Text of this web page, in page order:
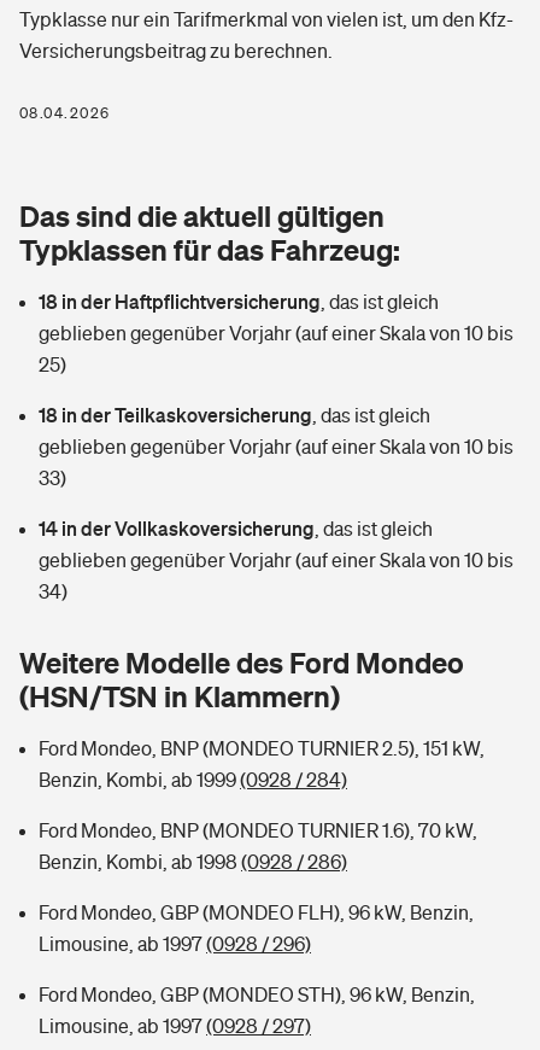
Berufshaftpflichtversicherung
Rentenrechner: Wie viel Geld bekomme ich im Alter?
Wer versichert was: Jetzt Versicherer finden
Sie haben Fragen?
Photovoltaik
Wärmepumpen versichern
Vermieterrrechtsschutz
Mietkautionsversicherung
Restkreditversicherung
Zur Übersicht
Hochwasser-Check: Wie gefährdet ist Ihr Haus?
Wer versichert was: Jetzt Versicherer finden
Sie haben Fragen?
Rechts­schutz­ver­si­che­rung
Kinderunfall­ver­si­che­rung
Reiseversicherung
Handyversicherung
Private Cyberversicherung
Musikinstrumentenversicherung
Zur Übersicht
Typklassen: So ist Ihr Auto eingestuft
Sie haben Fragen?
Private Krankenversicherung
Tierkrankenversicherung
Zur Übersicht
Wer versichert was: Jetzt Versicherer finden
Sie haben Fragen?
Rentenrechner: Wie viel Geld bekomme ich im Alter?
Typklasse nur ein Tarifmerkmal von vielen ist, um den Kfz-
Versicherungsbeitrag zu berechnen.
08.04.2026
Das sind die aktuell gültigen
Typklassen für das Fahrzeug:
18 in der Haftpflichtversicherung das ist gleich
geblieben gegenüber Vorjahr (auf einer Skala von 10 bis
25)
18 in der Teilkaskoversicherung das ist gleich
geblieben gegenüber Vorjahr (auf einer Skala von 10 bis
33)
14 in der Vollkaskoversicherung das ist gleich
geblieben gegenüber Vorjahr (auf einer Skala von 10 bis
34)
Weitere Modelle des Ford Mondeo
(HSN/TSN in Klammern)
Ford Mondeo, BNP (MONDEO TURNIER 2.5), 151 kW,
Benzin, Kombi, ab 1999(0928 / 284)
Ford Mondeo, BNP (MONDEO TURNIER 1.6), 70 kW,
Benzin, Kombi, ab 1998 (0928 / 286)
Ford Mondeo, GBP (MONDEO FLH), 96 kW, Benzin,
Limousine, ab 1997(0928 / 296)
Ford Mondeo, GBP (MONDEO STH), 96 kW, Benzin,
Limousine, ab 1997(0928 / 297)